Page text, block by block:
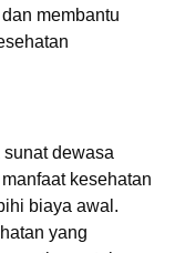
membantu
dewasa
kesehatan
biaya awal.
yang